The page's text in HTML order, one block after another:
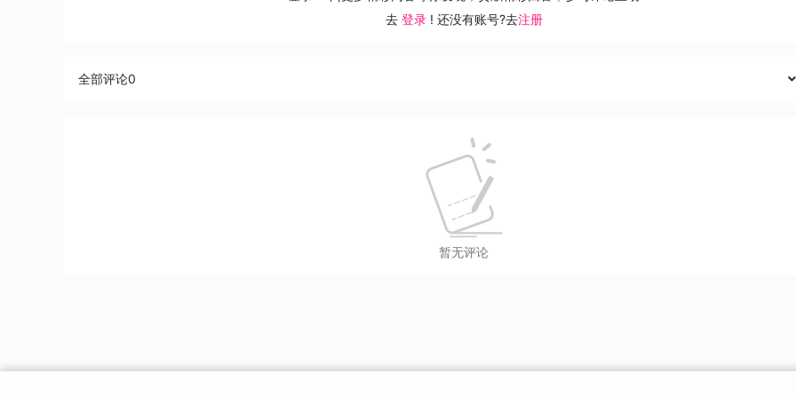
去 登录 ! 还没有账号?去注册
全部评论0
暂无评论